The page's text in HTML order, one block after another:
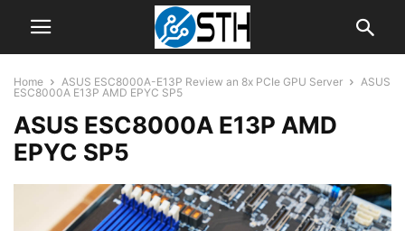
Home ASUS ESC8000A-E13P Review an 8x PCIe GPU Server
ASUS
ESC8000A E13P AMD EPYC SP5
ASUS ESC8000A E13P AMD
EPYC SP5